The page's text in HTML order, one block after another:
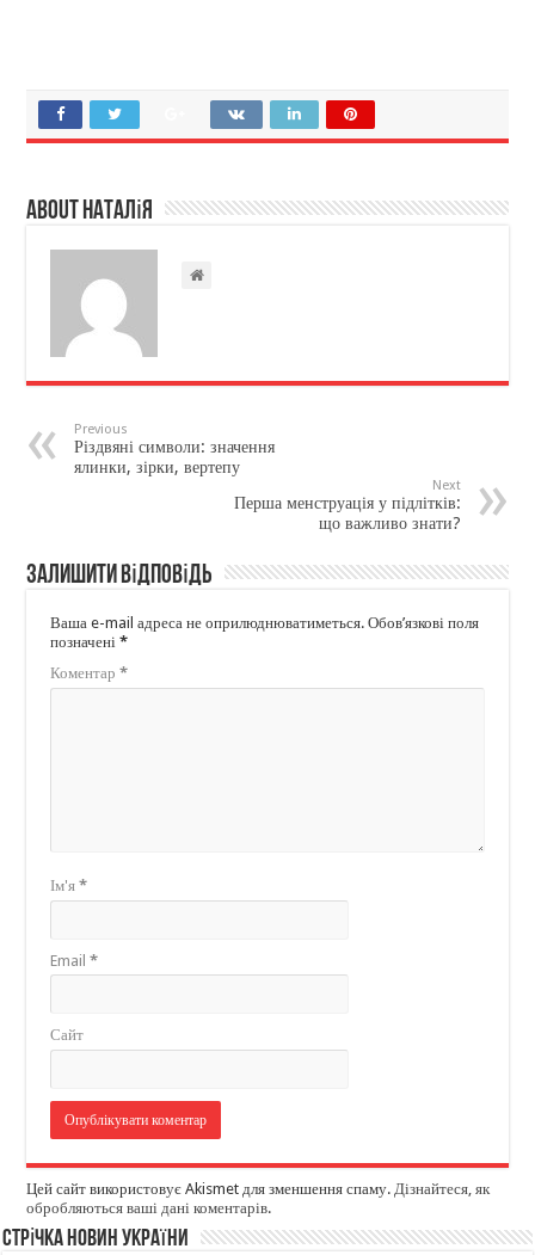
About Наталія
Previous
Різдвяні символи: значення
ялинки, зірки, вертепу
Next
Перша менструація у підлітків:
що важливо знати?
Залишити відповідь
Ваша e-mail адреса не оприлюднюватиметься. Обов’язкові поля
позначені*
Коментар*
Ім'я*
Email*
Сайт
Цей сайт використовує Akismet для зменшення спаму.Дізнайтеся, як
обробляються ваші дані коментарів.
Стрічка новин України